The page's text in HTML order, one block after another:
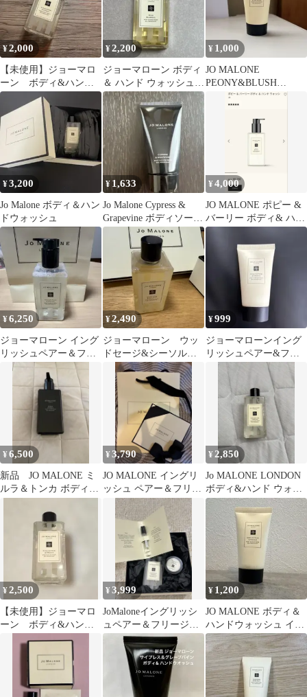
¥2,000
【未使用】ジョーマロ
ーン ボディ&ハンド
ウォッシュ100ml
¥2,200
ジョーマローン ボディ
＆ ハンド ウォッシュJo
Malone
¥ 1,000
JO MALONE
PEONY&BLUSH
SUEDE ボディ＆ハンド
ウォッシュ
¥3,200
Jo Malone ボディ＆ハン
ドウォッシュ
¥ 1,633
Jo Malone Cypress &
Grapevine ボディソープ
50ml
¥4,000
JO MALONE ポピー &
バーリー ボディ& ハン
ドソープ 250ml
¥6,250
ジョーマローン イング
リッシュペアー＆フリ
ージア ボディ＆ハンド
ウォッシュ
¥2,490
ジョーマローン ウッ
ドセージ&シーソル
ト ボディ&ハンドウ
ォッシュ
¥999
ジョーマローンイング
リッシュペアー&フリ
ージア ボディソープ
¥6,500
新品 JO MALONE ミ
ルラ＆トンカ ボディ＆
¥3,790
JO MALONE イングリ
ッシュ ペアー＆フリー
ジアボディ＆ハンド ウ
ォッシュ
¥2,850
Jo MALONE LONDON
ボディ&ハンド ウォッ
シュ
¥2,500
【未使用】ジョーマロ
ーン ボディ&ハンド
ウォッシュ100ml
¥3,999
JoMaloneイングリッシ
ュペアー＆フリージア
ギフトセット未使用ジ
ョーマローン
¥ 1,200
JO MALONE ボディ＆
ハンドウォッシュ イン
グリッシュペアー